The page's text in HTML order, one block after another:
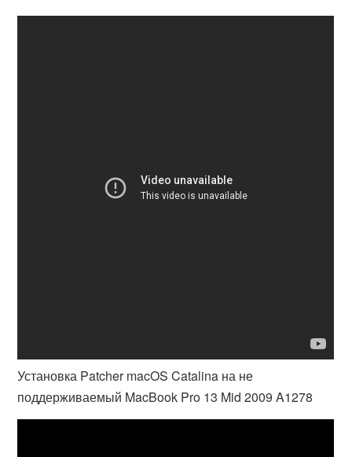
Установка Patcher macOS Catalina на не
поддерживаемый MacBook Pro 13 Mid 2009 A1278